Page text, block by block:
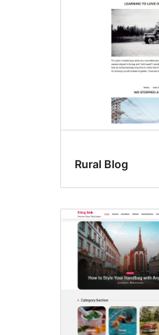
Rural Blog